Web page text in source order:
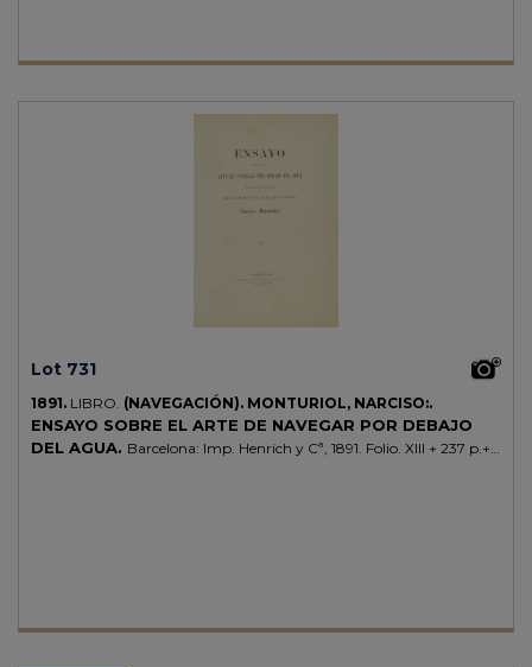
Lot 731
1891. LIBRO. (NAVEGACIÓN). MONTURIOL, NARCISO:.
ENSAYO SOBRE EL ARTE DE NAVEGAR POR DEBAJO
DEL AGUA. Barcelona: Imp. Henrich y Cª, 1891. Folio. XIII + 237 p.+